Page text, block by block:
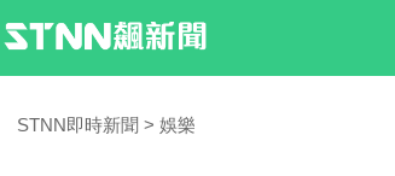
STNN即時新聞 娛樂